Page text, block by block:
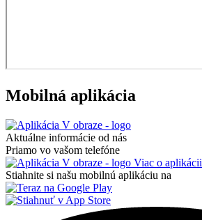
Mobilná aplikácia
Aktuálne informácie od nás
Priamo vo vašom telefóne
Viac o aplikácii
Stiahnite si našu mobilnú aplikáciu na